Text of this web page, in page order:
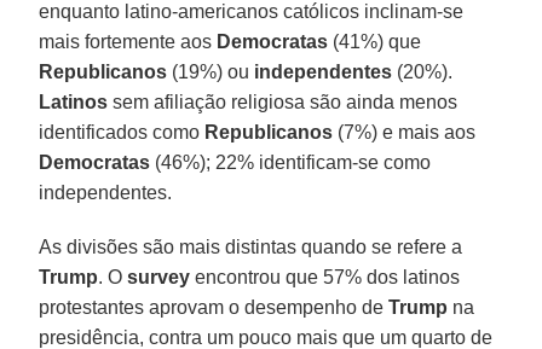
enquanto latino-americanos católicos inclinam-se
mais fortemente aos Democratas (41%) que
Republicanos (19%) ou independentes (20%).
Latinos sem afiliação religiosa são ainda menos
identificados como Republicanos (7%) e mais aos
Democratas (46%); 22% identificam-se como
independentes.
As divisões são mais distintas quando se refere a
Trump. Osurvey encontrou que 57% dos latinos
protestantes aprovam o desempenho deTrump na
presidência, contra um pouco mais que um quarto de